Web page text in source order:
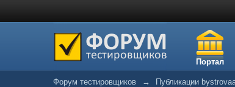
Портал
Форум тестировщиков → Публикации